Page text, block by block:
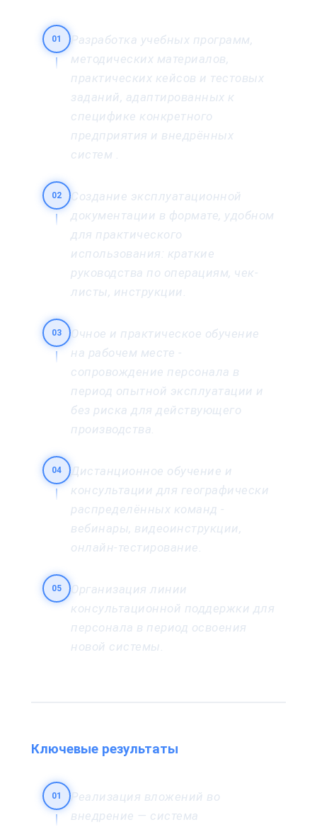
01
Разработка учебных программ,
методических материалов,
практических кейсов и тестовых
заданий, адаптированных к
специфике конкретного
предприятия и внедрённых
систем .
02
Создание эксплуатационной
документации в формате, удобном
для практического
использования: краткие
руководства по операциям, чек-
листы, инструкции.
03
Очное и практическое обучение
на рабочем месте -
сопровождение персонала в
период опытной эксплуатации и
без риска для действующего
производства.
04
Дистанционное обучение и
консультации для географически
распределённых команд -
вебинары, видеоинструкции,
онлайн-тестирование.
05
Организация линии
консультационной поддержки для
персонала в период освоения
новой системы.
Ключевые результаты
01
Реализация вложений во
внедрение — система